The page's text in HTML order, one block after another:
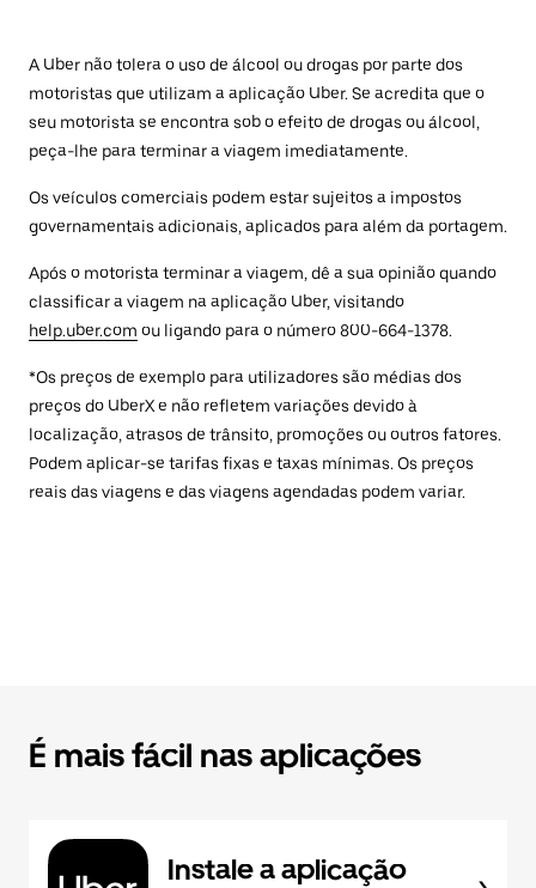
A Uber não tolera o uso de álcool ou drogas por parte dos
motoristas que utilizam a aplicação Uber. Se acredita que o
seu motorista se encontra sob o efeito de drogas ou álcool,
peça-lhe para terminar a viagem imediatamente.
Os veículos comerciais podem estar sujeitos a impostos
governamentais adicionais, aplicados para além da portagem.
Após o motorista terminar a viagem, dê a sua opinião quando
classificar a viagem na aplicação Uber, visitando
help.uber.com ou ligando para o número 800-664-1378.
*Os preços de exemplo para utilizadores são médias dos
preços do UberX e não refletem variações devido à
localização, atrasos de trânsito, promoções ou outros fatores.
Podem aplicar-se tarifas fixas e taxas mínimas. Os preços
reais das viagens e das viagens agendadas podem variar.
É mais fácil nas aplicações
Instale a aplicação